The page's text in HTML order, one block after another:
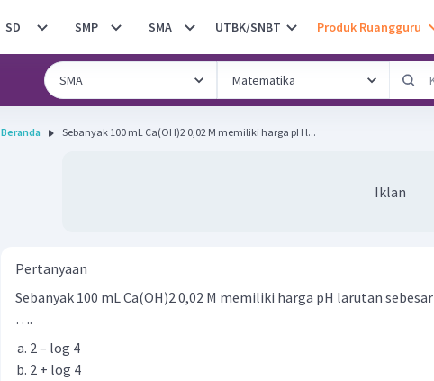
SD SMP SMA UTBK/SNBT Produk Ruangguru
Beranda Sebanyak 100 mL Ca(OH)2 0,02 M memiliki harga pH l...
Iklan
Pertanyaan
Sebanyak 100 mL Ca(OH)2 0,02 M memiliki harga pH larutan sebesar
….
2 – log 4
2 + log 4